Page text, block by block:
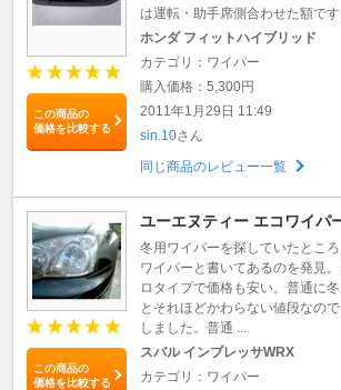
この商品の
価格を比較する
は運転・助手席側合わせた額です
ホンダ フィットハイブリッド
カテゴリ：ワイパー
購入価格：5,300円
2011年1月29日 11:49
sin.10さん
同じ商品のレビュー一覧
この商品の
価格を比較する
ユーエヌティー エコワイパ
冬用ワイパーを探していたとこ
ワイパーと書いてあるのを発見
ロタイプで価格も安い。普通に
とそれほどかわらない値段なの
しました。普通 ...
スバル インプレッサWRX
カテゴリ：ワイパー